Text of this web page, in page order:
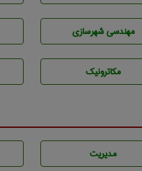
مهندسی شهرسازی
مکاترونیک
مديريت